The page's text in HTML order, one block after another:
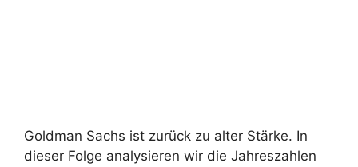
Goldman Sachs ist zurück zu alter Stärke. In
dieser Folge analysieren wir die Jahreszahlen